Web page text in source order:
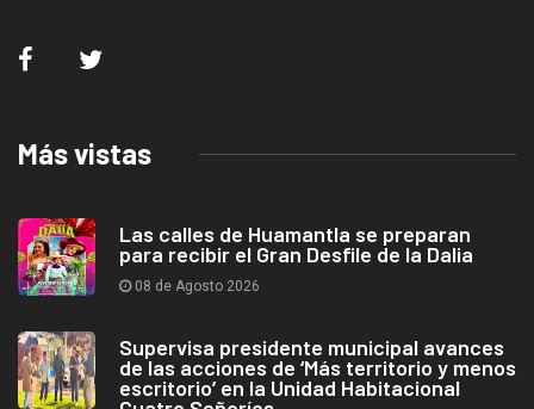
Más vistas
Las calles de Huamantla se preparan
para recibir el Gran Desfile de la Dalia
08 de Agosto 2026
Supervisa presidente municipal avances
de las acciones de ‘Más territorio y menos
escritorio’ en la Unidad Habitacional